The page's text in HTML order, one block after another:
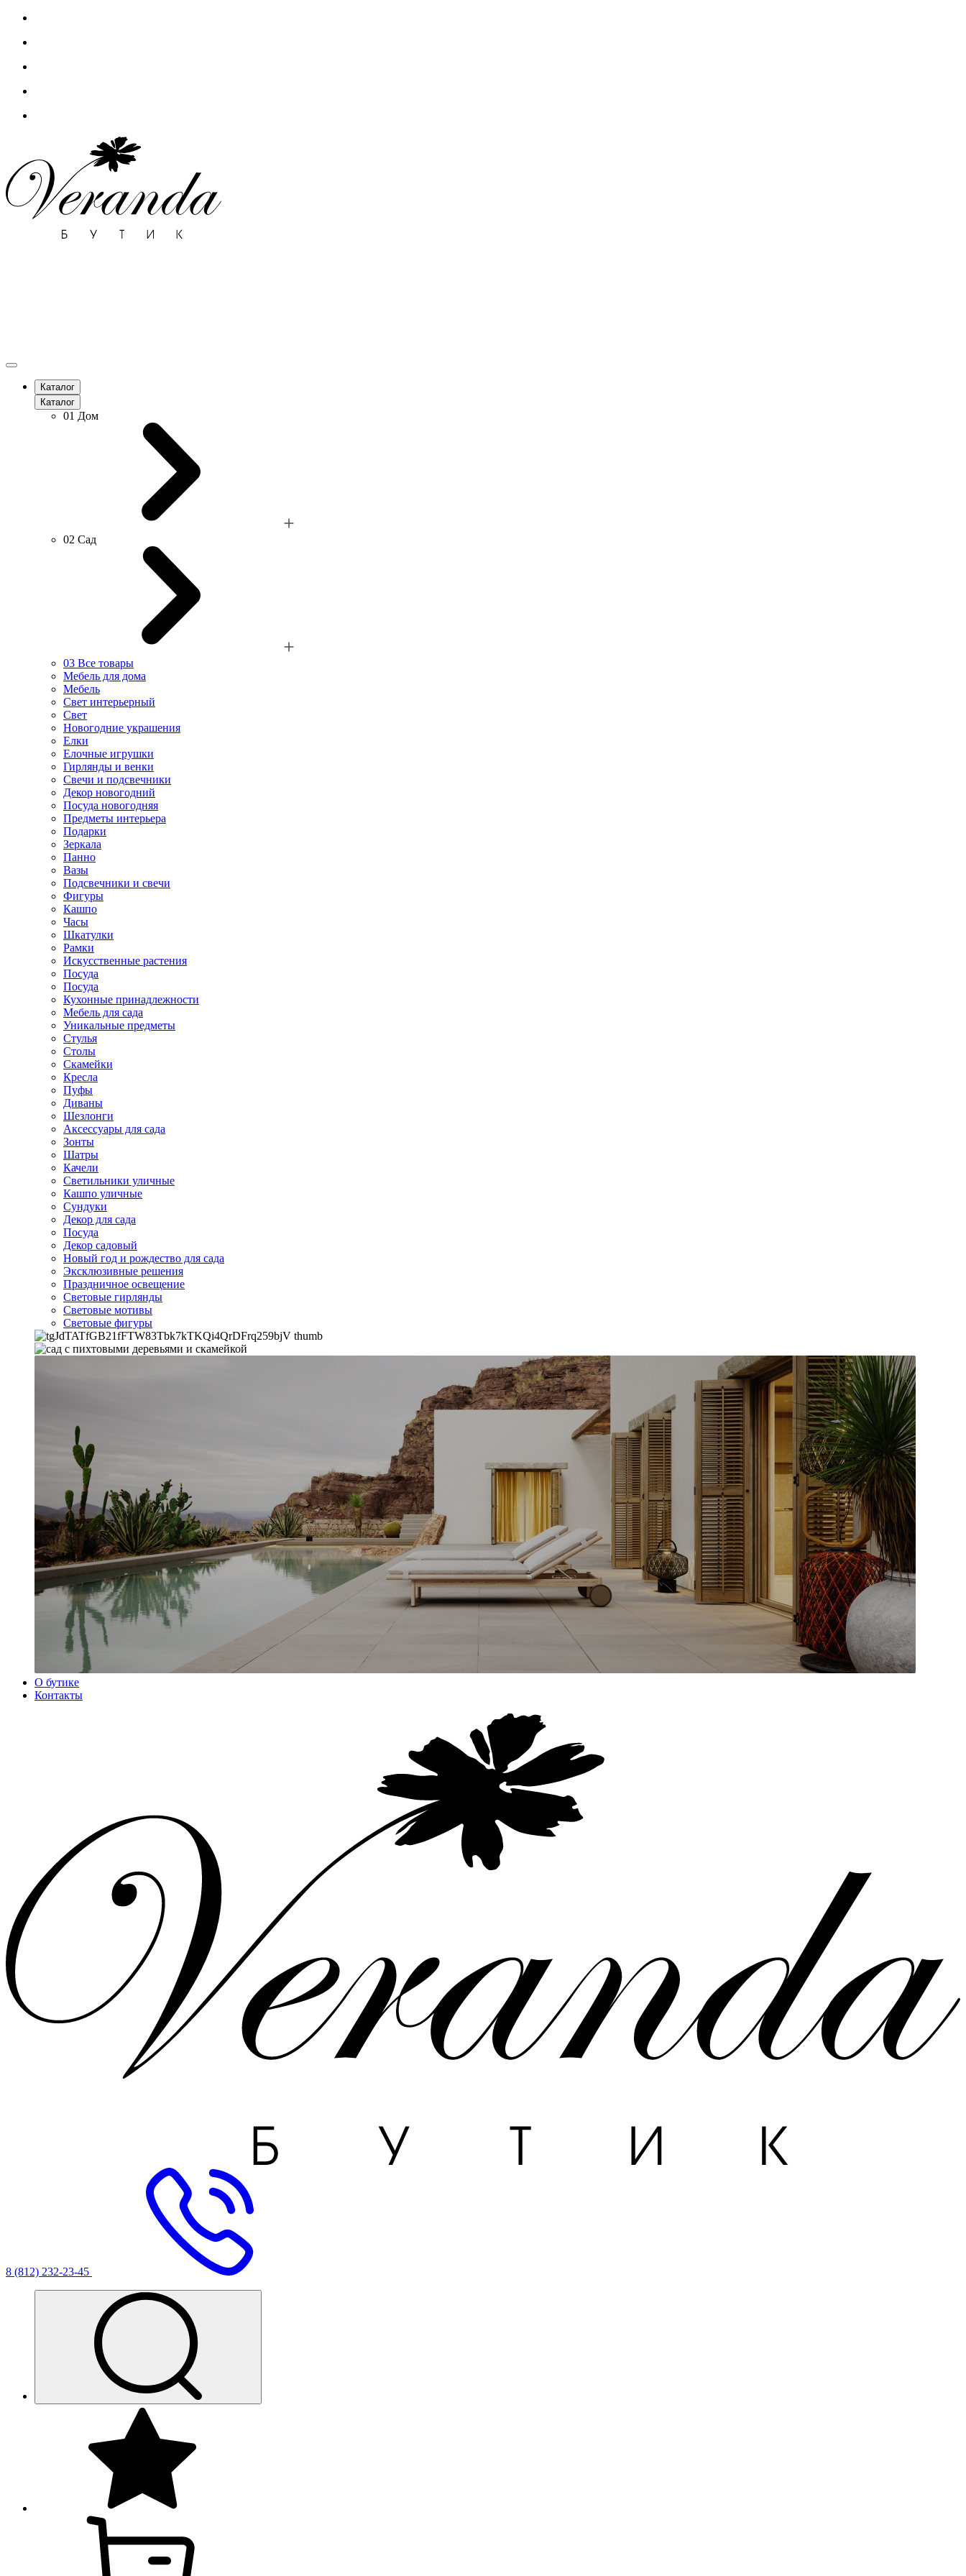
Каталог
Каталог
01 Дом
02 Сад
03 Все товары
Мебель для дома
Мебель
Свет интерьерный
Свет
Новогодние украшения
Елки
Елочные игрушки
Гирлянды и венки
Свечи и подсвечники
Декор новогодний
Посуда новогодняя
Предметы интерьера
Подарки
Зеркала
Панно
Вазы
Подсвечники и свечи
Фигуры
Кашпо
Часы
Шкатулки
Рамки
Искусственные растения
Посуда
Посуда
Кухонные принадлежности
Мебель для сада
Уникальные предметы
Стулья
Столы
Скамейки
Кресла
Пуфы
Диваны
Шезлонги
Аксессуары для сада
Зонты
Шатры
Качели
Cветильники уличные
Кашпо уличные
Сундуки
Декор для сада
Посуда
Декор садовый
Новый год и рождество для сада
Эксклюзивные решения
Праздничное освещение
Световые гирлянды
Световые мотивы
Световые фигуры
О бутике
Контакты
8 (812) 232-23-45